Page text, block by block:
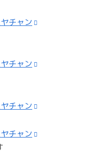
チャン
チャン
チャン
チャン